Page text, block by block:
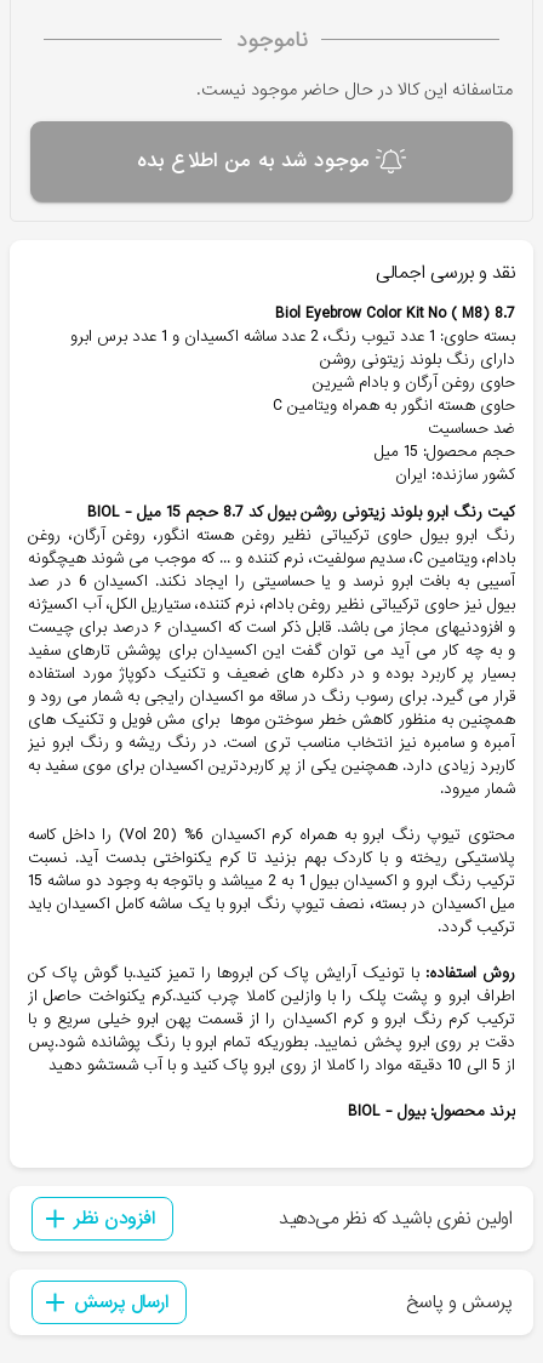
ناموجود
متاسفانه این کالا در حال حاضر موجود نیست.
موجود شد به من اطلاع بده
نقد و بررسی اجمالی
Biol Eyebrow Color Kit No ( M8) 8.7
بسته حاوی: 1 عدد تیوب رنگ، 2 عدد ساشه اکسیدان و 1 عدد برس ابرو
دارای رنگ بلوند زیتونی روشن
حاوی روغن آرگان و بادام شیرین
حاوی هسته انگور به همراه ویتامین C
ضد حساسیت
حجم محصول: 15 میل
کشور سازنده: ایران
کیت رنگ ابرو بلوند زیتونی روشن بیول کد 8.7 حجم 15 میل - BIOL
رنگ ابرو بیول حاوی ترکیباتی نظیر روغن هسته انگور، روغن آرگان، روغن
بادام، ویتامین C، سدیم سولفیت، نرم کننده و ... که موجب می شوند هیچگونه
آسیبی به بافت ابرو نرسد و یا حساسیتی را ایجاد نکند. اکسیدان 6 در صد
بیول نیز حاوی ترکیباتی نظیر روغن بادام، نرم کننده، ستیاریل الکل، آب اکسیژنه
و افزودنیهای مجاز می باشد. قابل ذکر است که اکسیدان ۶ درصد برای چیست
و به چه کار می آید می توان گفت این اکسیدان برای پوشش تارهای سفید
بسیار پر کاربرد بوده و در دکلره های ضعیف و تکنیک دکوپاژ مورد استفاده
قرار می گیرد. برای رسوب رنگ در ساقه مو اکسیدان رایجی به شمار می رود و
همچنین به منظور کاهش خطر سوختن موها برای مش فویل و تکنیک های
آمبره و سامبره نیز انتخاب مناسب تری است. در رنگ ریشه و رنگ ابرو نیز
کاربرد زیادی دارد. همچنین یکی از پر کاربردترین اکسیدان برای موی سفید به
شمار میرود.
محتوی تیوپ رنگ ابرو به همراه کرم اکسیدان 6% (20 Vol) را داخل کاسه
پلاستیکی ریخته و با کاردک بهم بزنید تا کرم یکنواختی بدست آید. نسبت
ترکیب رنگ ابرو و اکسیدان بیول 1 به 2 میباشد و باتوجه به وجود دو ساشه 15
میل اکسیدان در بسته، نصف تیوپ رنگ ابرو با یک ساشه کامل اکسیدان باید
ترکیب گردد.
روش استفاده: با تونیک آرایش پاک کن ابروها را تمیز کنید.با گوش پاک کن
اطراف ابرو و پشت پلک را با وازلین کاملا چرب کنید.کرم یکنواخت حاصل از
ترکیب کرم رنگ ابرو و کرم اکسیدان را از قسمت پهن ابرو خیلی سریع و با
دقت بر روی ابرو پخش نمایید. بطوریکه تمام ابرو با رنگ پوشانده شود.پس
از 5 الی 10 دقیقه مواد را کاملا از روی ابرو پاک کنید و با آب شستشو دهید
برند محصول: بیول - BIOL
اولین نفری باشید که نظر می‌دهید افزودن نظر
پرسش و پاسخ ارسال پرسش